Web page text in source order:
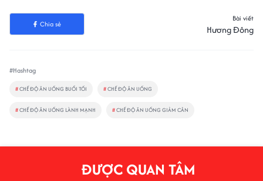
Chia sẻ
Bài viết
Hương Đông
#Hashtag
#CHẾ ĐỘ ĂN UỐNG BUỔI TỐI #CHẾ ĐỘ ĂN UỐNG
#CHẾ ĐỘ ĂN UỐNG LÀNH MẠNH #CHẾ ĐỘ ĂN UỐNG GIẢM CÂN
ĐƯỢC QUAN TÂM